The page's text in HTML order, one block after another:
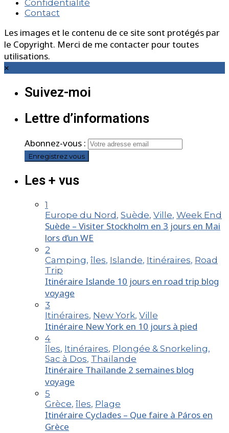
Confidentialité
Contact
Les images et le contenu de ce site sont protégés par
le Copyright. Merci de me contacter pour toutes
utilisations.
×
Suivez-moi
Lettre d’informations
Abonnez-vous :
Les + vus
1
Europe du Nord, Suède, Ville, Week End
Suède – Visiter Stockholm en 3 jours en Mai
lors d’un WE
2
Camping, îles, Islande, Itinéraires, Road
Trip
Itinéraire Islande 10 jours en road trip blog
voyage
3
Itinéraires, New York, Ville
Itinéraire New York en 10 jours à pied
4
îles, Itinéraires, Plongée & Snorkeling,
Sac à Dos, Thaïlande
Itinéraire Thaïlande 2 semaines blog
voyage
5
Grèce, îles, Plage
Itinéraire Cyclades – Que faire à Páros en
Grèce